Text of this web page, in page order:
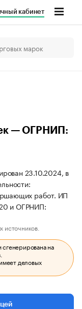
кабинет
— ОГРНИП:
23.10.2024, в
работ. ИП
и ОГРНИП:
источников.
на
деловых